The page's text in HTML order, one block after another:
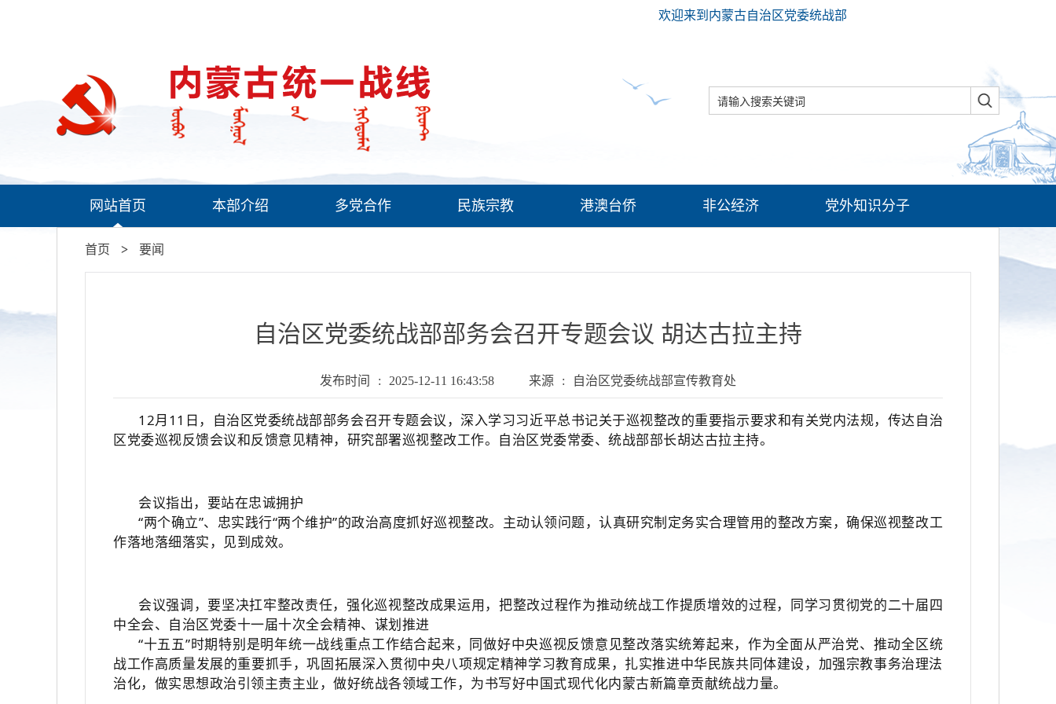
欢迎来到内蒙古自治区党委统战部
网站首页 本部介绍 多党合作 民族宗教 港澳台侨 非公经济 党外知识分子
首页 > 要闻
自治区党委统战部部务会召开专题会议 胡达古拉主持
发布时间 : 2025-12-11 16:43:58 来源 : 自治区党委统战部宣传教育处
12月11日，自治区党委统战部部务会召开专题会议，深入学习习近平总书记关于巡视整改的重要指示要求和有关党内法规，传达自治
区党委巡视反馈会议和反馈意见精神，研究部署巡视整改工作。自治区党委常委、统战部部长胡达古拉主持。
会议指出，要站在忠诚拥护
“两个确立”、忠实践行“两个维护”的政治高度抓好巡视整改。主动认领问题，认真研究制定务实合理管用的整改方案，确保巡视整改工
作落地落细落实，见到成效。
会议强调，要坚决扛牢整改责任，强化巡视整改成果运用，把整改过程作为推动统战工作提质增效的过程，同学习贯彻党的二十届四
中全会、自治区党委十一届十次全会精神、谋划推进
“十五五”时期特别是明年统一战线重点工作结合起来，同做好中央巡视反馈意见整改落实统筹起来，作为全面从严治党、推动全区统
战工作高质量发展的重要抓手，巩固拓展深入贯彻中央八项规定精神学习教育成果，扎实推进中华民族共同体建设，加强宗教事务治理法
治化，做实思想政治引领主责主业，做好统战各领域工作，为书写好中国式现代化内蒙古新篇章贡献统战力量。